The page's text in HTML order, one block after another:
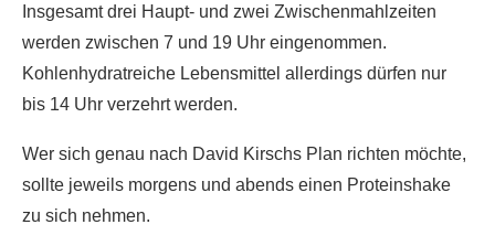
Insgesamt drei Haupt- und zwei Zwischenmahlzeiten
werden zwischen 7 und 19 Uhr eingenommen.
Kohlenhydratreiche Lebensmittel allerdings dürfen nur
bis 14 Uhr verzehrt werden.
Wer sich genau nach David Kirschs Plan richten möchte,
sollte jeweils morgens und abends einen Proteinshake
zu sich nehmen.